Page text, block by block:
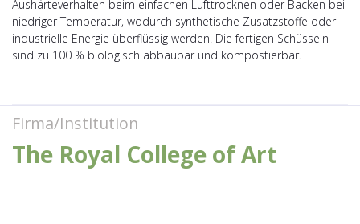
Aushärteverhalten beim einfachen Lufttrocknen oder Backen bei
niedriger Temperatur, wodurch synthetische Zusatzstoffe oder
industrielle Energie überflüssig werden. Die fertigen Schüsseln
sind zu 100 % biologisch abbaubar und kompostierbar.
Firma/Institution
The Royal College of Art